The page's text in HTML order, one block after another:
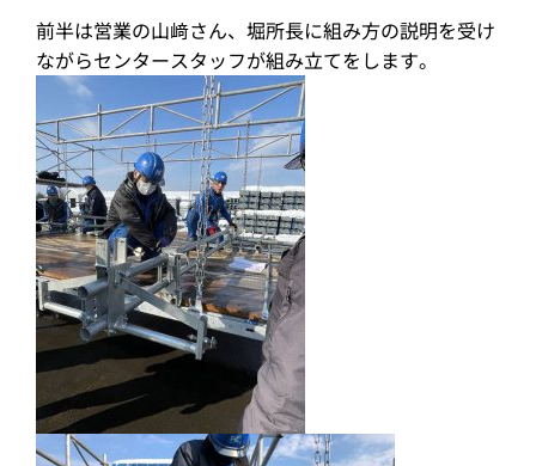
前半は営業の山﨑さん、堀所長に組み方の説明を受け
ながらセンタースタッフが組み立てをします。